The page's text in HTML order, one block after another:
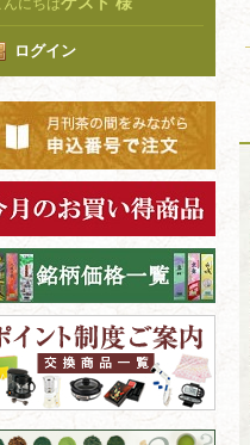
んにちは
ログイン